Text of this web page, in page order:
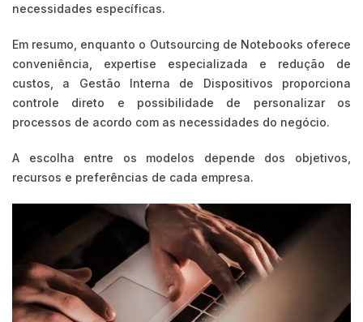
necessidades específicas.
Em resumo, enquanto o Outsourcing de Notebooks oferece
conveniência, expertise especializada e redução de
custos, a Gestão Interna de Dispositivos proporciona
controle direto e possibilidade de personalizar os
processos de acordo com as necessidades do negócio.
A escolha entre os modelos depende dos objetivos,
recursos e preferências de cada empresa.